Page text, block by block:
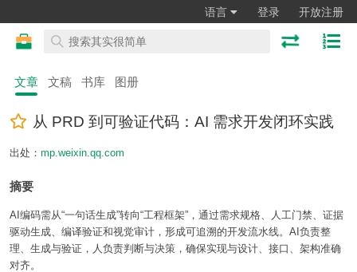
语言 登录 开放注册
文章 文稿 书库 图册
从 PRD 到可验证代码：AI 需求开发闭环实践
出处： mp.weixin.qq.com
摘要
AI编码需从“一句话生成”转向“工程框架”，通过需求规格、人工门禁、证据
驱动生成、编译验证和视觉审计，形成可追溯的开发流水线。AI负责整
理、生成与验证，人负责判断与决策，确保实现与设计、接口、架构准确
对齐。